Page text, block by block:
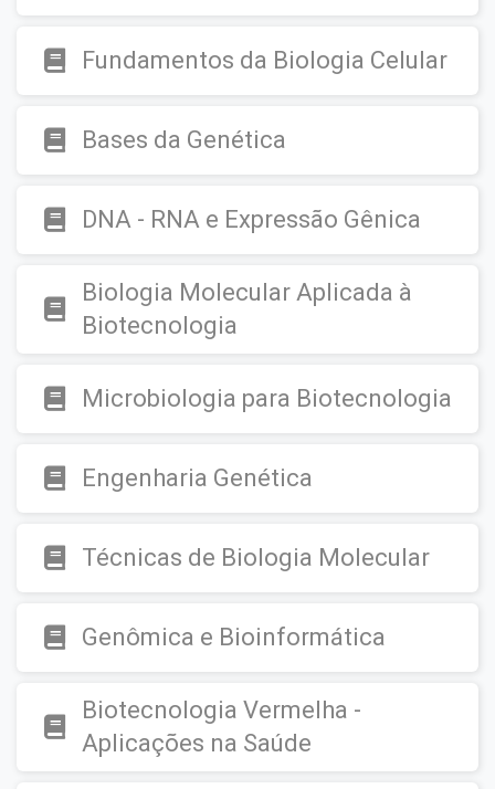
Fundamentos da Biologia Celular
Bases da Genética
DNA - RNA e Expressão Gênica
Biologia Molecular Aplicada à
Biotecnologia
Microbiologia para Biotecnologia
Engenharia Genética
Técnicas de Biologia Molecular
Genômica e Bioinformática
Biotecnologia Vermelha -
Aplicações na Saúde